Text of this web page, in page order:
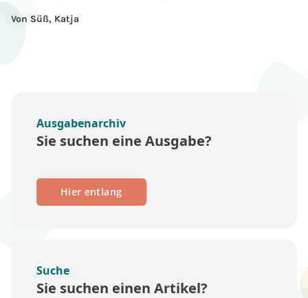
Von Süß, Katja
Ausgabenarchiv
Sie suchen eine Ausgabe?
Hier entlang
Suche
Sie suchen einen Artikel?